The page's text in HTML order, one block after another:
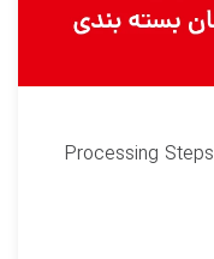
استاندارد بسته بندی iso 19593 یا Processing Steps